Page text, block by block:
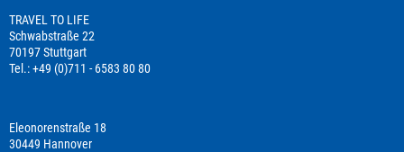
TRAVEL TO LIFE
Schwabstraße 22
70197 Stuttgart
Tel.: +49 (0)711 - 6583 80 80
Eleonorenstraße 18
30449 Hannover